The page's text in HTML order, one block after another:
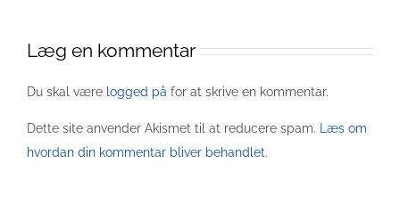
Læg en kommentar
Du skal være logged på for at skrive en kommentar.
Dette site anvender Akismet til at reducere spam. Læs om
hvordan din kommentar bliver behandlet.